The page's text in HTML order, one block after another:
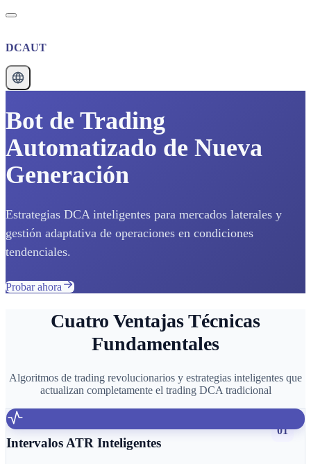
DCAUT
Bot de Trading
Automatizado de Nueva
Generación
Estrategias DCA inteligentes para mercados laterales y
gestión adaptativa de operaciones en condiciones
tendenciales.
Probar ahora
Cuatro Ventajas Técnicas
Fundamentales
Algoritmos de trading revolucionarios y estrategias inteligentes que
actualizan completamente el trading DCA tradicional
01
Intervalos ATR Inteligentes